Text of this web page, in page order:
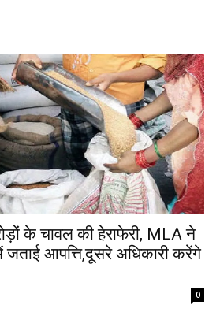
के चावल की हेराफेरी, MLA ने
जताई आपत्ति,दूसरे अधिकारी करेंगे
0